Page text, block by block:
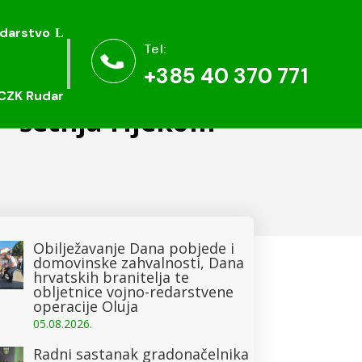
Rudar

Tel:
+385 40 370 771
Rudar

Tel:
+385 40 370 771
– šetnja rijekom
Obilježavanje Dana pobjede i
domovinske zahvalnosti, Dana
hrvatskih branitelja te
obljetnice vojno-redarstvene
operacije Oluja
05.08.2026.
Radni sastanak gradonačelnika